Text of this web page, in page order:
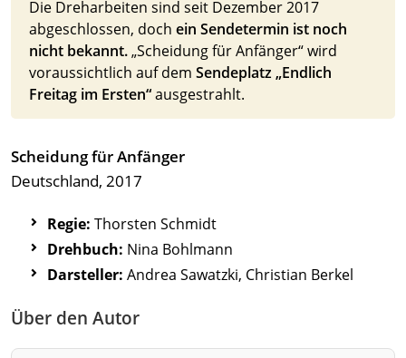
Die Dreharbeiten sind seit Dezember 2017
abgeschlossen, doch ein Sendetermin ist noch
nicht bekannt.„Scheidung für Anfänger“ wird
voraussichtlich auf dem Sendeplatz „Endlich
Freitag im Ersten“ausgestrahlt.
Scheidung für Anfänger
Deutschland, 2017
Regie: Thorsten Schmidt
Drehbuch: Nina Bohlmann
Darsteller: Andrea Sawatzki, Christian Berkel
Über den Autor